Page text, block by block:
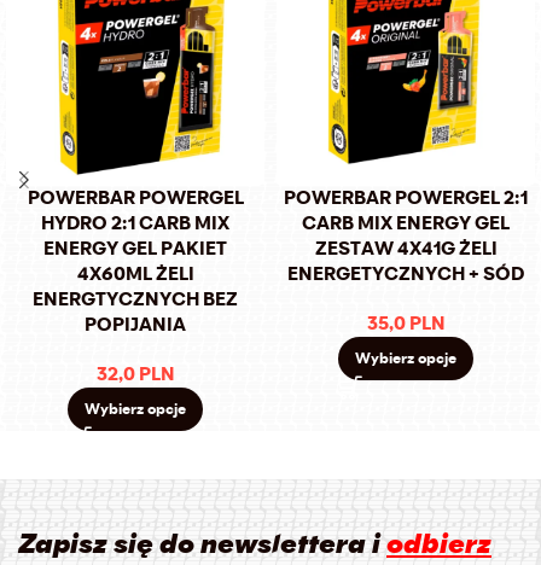
POWERBAR POWERGEL
HYDRO 2:1 CARB MIX
ENERGY GEL PAKIET
4X60ML ŻELI
ENERGTYCZNYCH BEZ
POPIJANIA
32,0 PLN
Wybierz opcje
POWERBAR POWERGEL 2:1
CARB MIX ENERGY GEL
ZESTAW 4X41G ŻELI
ENERGETYCZNYCH + SÓD
35,0 PLN
Wybierz opcje
Zapisz się do newslettera iodbierz